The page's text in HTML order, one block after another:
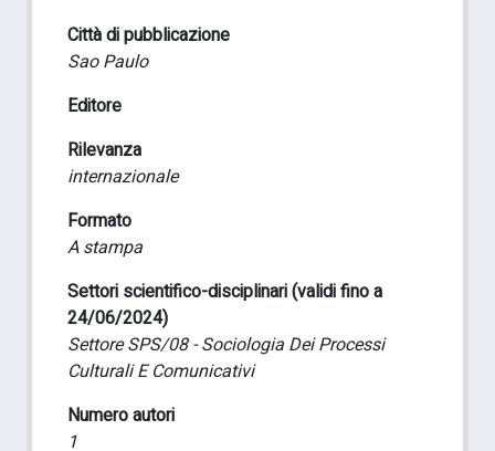
Città di pubblicazione
Sao Paulo
Editore
Rilevanza
internazionale
Formato
A stampa
Settori scientifico-disciplinari (validi fino a
24/06/2024)
Settore SPS/08 - Sociologia Dei Processi
Culturali E Comunicativi
Numero autori
1